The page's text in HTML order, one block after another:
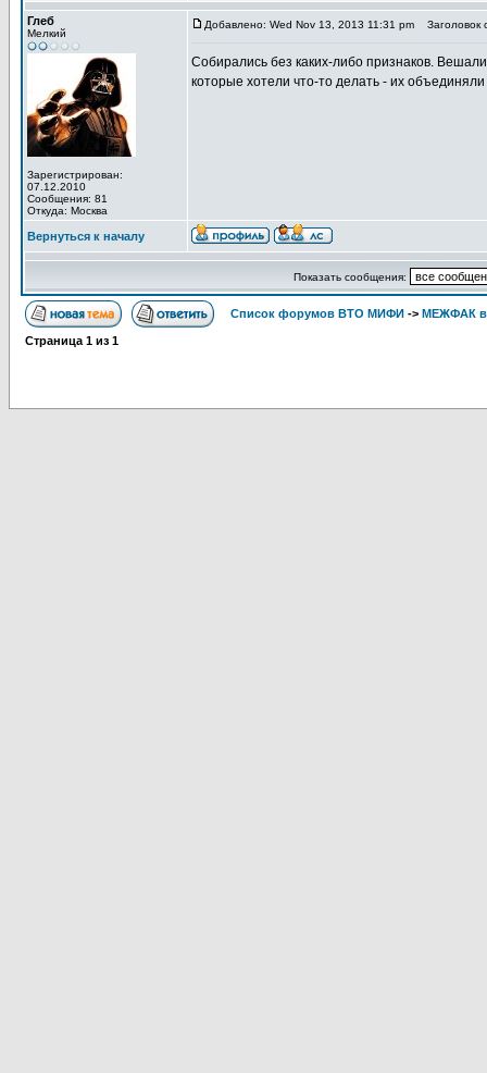
Глеб
Мелкий
Зарегистрирован:
07.12.2010
Сообщения: 81
Откуда: Москва
Добавлено: Wed Nov 13, 2013 11:31 pm Заголовок
Собирались без каких-либо признаков.
которые хотели что-то делать - их
Вернуться к началу
Показать сообщения:
Список форумов ВТО МИФИ -> МЕЖФАК
Страница 1 из 1